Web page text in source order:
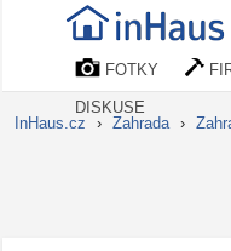
FOTKY
DISKUSE
InHaus.cz
› Zahrada ›